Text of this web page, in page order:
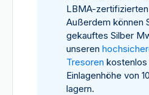
LBMA-
Außerdem können
gekauftes Silber
unseren
Tresoren kostenlos
Einlagenhöhe von
lagern.